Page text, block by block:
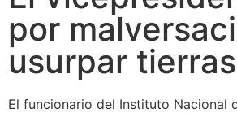
por
usurpar tierras
El funcionario del Instituto Nacional